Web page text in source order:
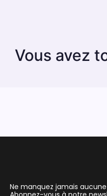
Vous avez
Ne manquez jamais